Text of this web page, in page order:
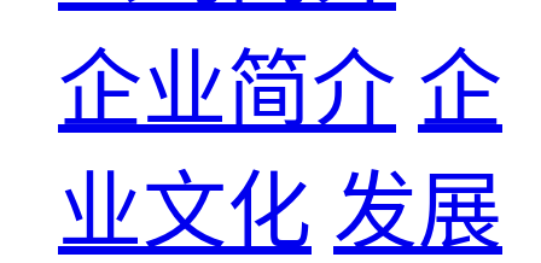
企业简介 企
业文化 发展